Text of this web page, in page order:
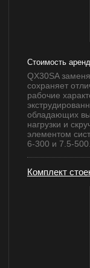
Стоимость
QX30SA
сохраняет
рабочие
обладающих
нагрузки и
элементом
6-300 и 7.5-500.
Комплект